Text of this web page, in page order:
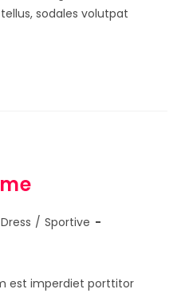
sodales volutpat
Dress / Sportive
est imperdiet porttitor